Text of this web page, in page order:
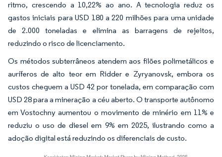
ritmo, crescendo a 10,22% ao ano. A tecnologia reduz os
gastos iniciais para USD 180 a 220 milhões para uma unidade
de 2.000 toneladas e elimina as barragens de rejeitos,
reduzindo o risco de licenciamento.
Os métodos subterrâneos atendem aos filões polimetálicos e
auríferos de alto teor em Ridder e Zyryanovsk, embora os
custos cheguem a USD 42 por tonelada, em comparação com
USD 28 para a mineração a céu aberto. O transporte autônomo
em Vostochny aumentou o movimento de minério em 11% e
reduziu o uso de diesel em 9% em 2025, ilustrando como a
adoção digital está reduzindo os diferenciais de custo.